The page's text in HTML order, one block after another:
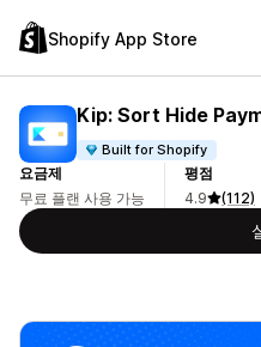
Shopify App Store
Kip: Sort Hide
Built for Shopify
요금제
무료 플랜 사용 가능
평점
4.9
(112)